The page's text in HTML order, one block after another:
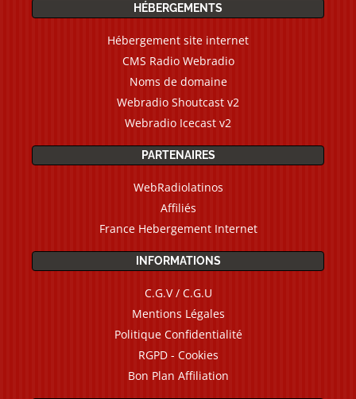
HÉBERGEMENTS
Hébergement site internet
CMS Radio Webradio
Noms de domaine
Webradio Shoutcast v2
Webradio Icecast v2
PARTENAIRES
WebRadiolatinos
Affiliés
France Hebergement Internet
INFORMATIONS
C.G.V / C.G.U
Mentions Légales
Politique Confidentialité
RGPD - Cookies
Bon Plan Affiliation